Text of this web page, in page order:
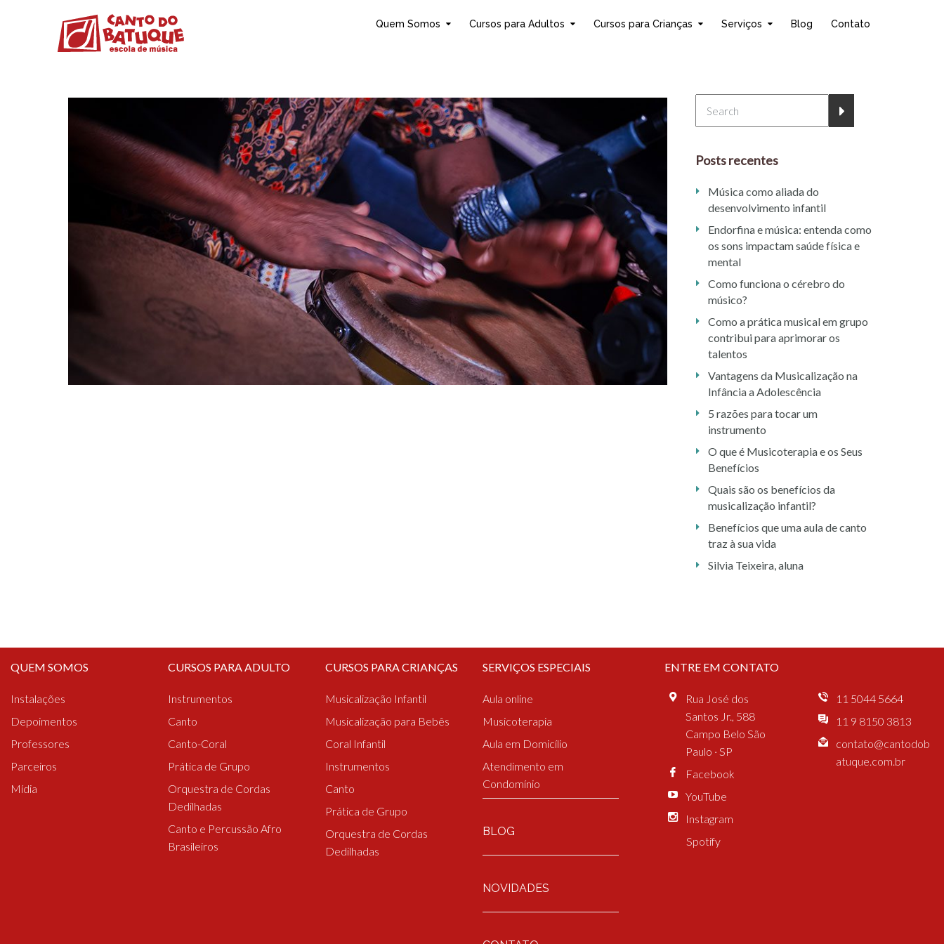
Quem Somos Cursos para Adultos Cursos para Crianças Serviços Blog Contato
Posts recentes
Música como aliada do
desenvolvimento infantil
Endorfina e música: entenda como
os sons impactam saúde física e
mental
Como funciona o cérebro do
músico?
Como a prática musical em grupo
contribui para aprimorar os
talentos
Vantagens da Musicalização na
Infância a Adolescência
5 razões para tocar um
instrumento
O que é Musicoterapia e os Seus
Benefícios
Quais são os benefícios da
musicalização infantil?
Benefícios que uma aula de canto
traz à sua vida
Silvia Teixeira, aluna
QUEM SOMOS
Instalações
Depoimentos
Professores
Parceiros
Mídia
CURSOS PARA ADULTO
Instrumentos
Canto
Canto-Coral
Prática de Grupo
Orquestra de Cordas
Dedilhadas
Canto e Percussão Afro
Brasileiros
CURSOS PARA CRIANÇAS
Musicalização Infantil
Musicalização para Bebês
Coral Infantil
Instrumentos
Canto
Prática de Grupo
Orquestra de Cordas
Dedilhadas
SERVIÇOS ESPECIAIS
Aula online
Musicoterapia
Aula em Domicílio
Atendimento em
Condomínio
BLOG
NOVIDADES
ENTRE EM CONTATO
Rua José dos
Santos Jr., 588
Campo Belo São
Paulo · SP
Facebook
YouTube
Instagram
Spotify
11 5044 5664
11 9 8150 3813
contato@cantodob
atuque.com.br